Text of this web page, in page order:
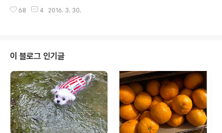
해 보니 쓱 버무리는 만들수 있을것 같은 느낌이 팍 온다 문
는 방법이 제각각이다 돼지고기 가꾸니도 그렇다 나처럼
센치크기로 큼직하게 썬후 노릇 노릇 하게 한번 구워준다
돼지고기가 다 구워지면 냄비에다가 물 200cc요리술 20
0cc 넣고 구워진 돼지고기를 팔팔 끓여준다 이때 넣어도
되고 안넣어도 되지만 중국요리에 많이 쓰이는 팔각이라는
향신료를 하나 넣어 주었다 이 팔각은 향이 아주 강하고 독
특하다 돼지고기 요리에 넣어주면 잡냄새도 제..
68 4 2016. 3. 30.
이 블로그 인기글